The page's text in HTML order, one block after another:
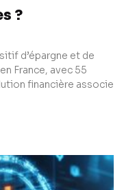
?
d’épargne et de
France, avec 55
financière associe